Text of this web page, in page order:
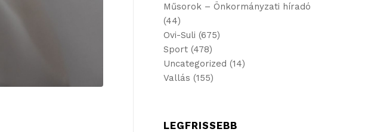
Műsorok – Önkormányzati híradó
(44)
Ovi-Suli (675)
Sport (478)
Uncategorized (14)
Vallás (155)
LEGFRISSEBB